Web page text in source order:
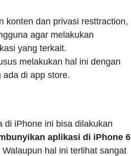
konten dan privasi resttraction,
agar melakukan
yang terkait.
melakukan hal ini dengan
di app store.
di iPhone ini bisa dilakukan
aplikasi di iPhone 6
hal ini terlihat sangat